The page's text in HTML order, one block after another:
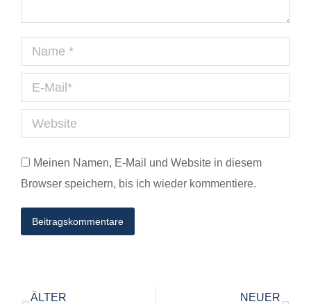
Name *
E-Mail *
Website
Meinen Namen, E-Mail und Website in diesem
Browser speichern, bis ich wieder kommentiere.
Beitragskommentare
ÄLTER
NEUER